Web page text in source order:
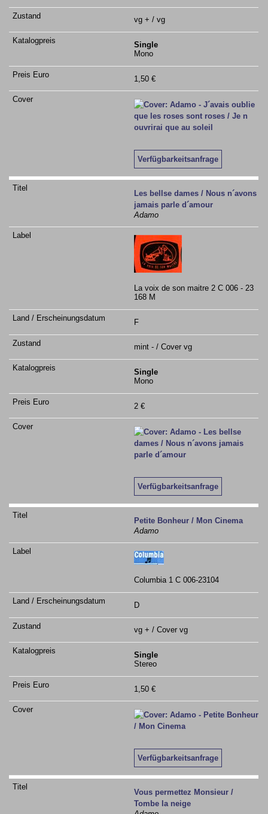
vg + / vg
Single
Mono
1,50 €
Verfügbarkeitsanfrage
Les bellse dames / Nous n´avons
jamais parle d´amour
Adamo
La voix de son maitre 2 C 006 - 23
168 M
F
mint - / Cover vg
Single
Mono
2 €
Verfügbarkeitsanfrage
Petite Bonheur / Mon Cinema
Adamo
Columbia 1 C 006-23104
D
vg + / Cover vg
Single
Stereo
1,50 €
Verfügbarkeitsanfrage
Vous permettez Monsieur /
Tombe la neige